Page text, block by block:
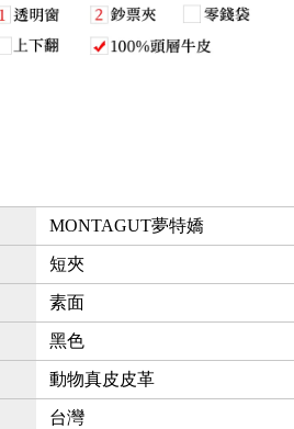
MONTAGUT夢特嬌
短夾
素面
黑色
動物真皮皮革
台灣